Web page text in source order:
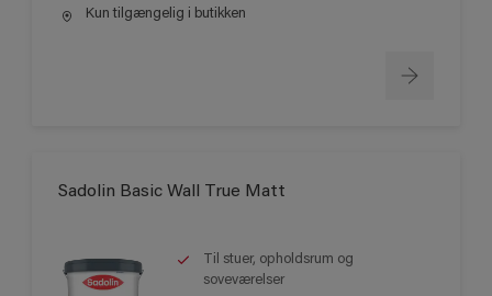
Kun tilgængelig i butikken
Sadolin Basic Wall True Matt
Til stuer, opholdsrum og
soveværelser